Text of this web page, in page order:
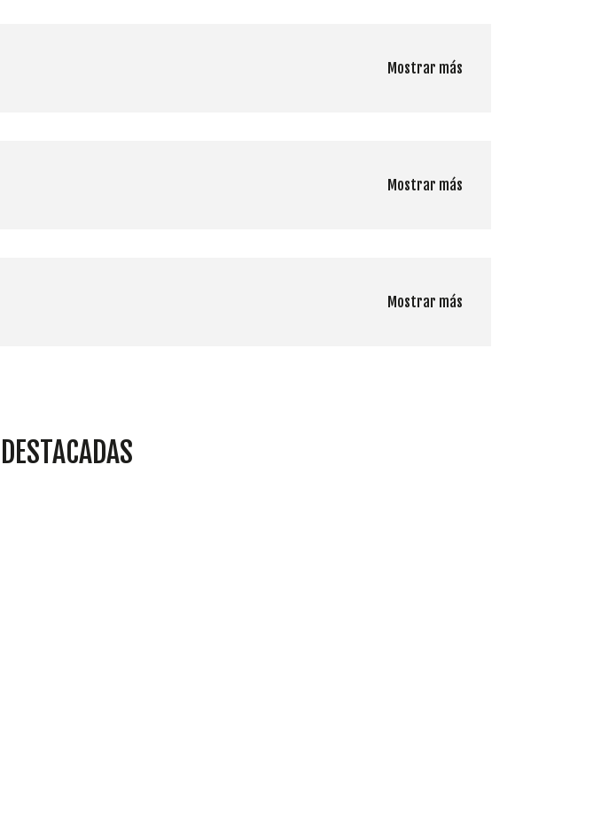
Mostrar más
Mostrar más
Mostrar más